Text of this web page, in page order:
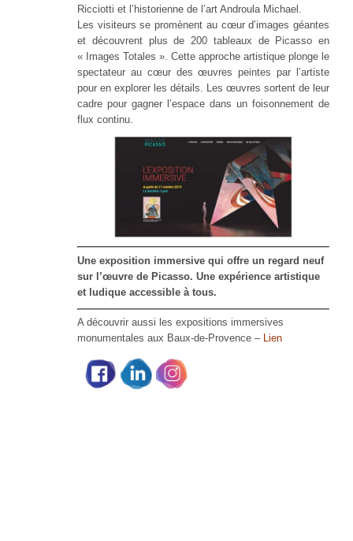
Ricciotti et l’historienne de l’art Androula Michael.
Les visiteurs se promènent au cœur d’images géantes
et découvrent plus de 200 tableaux de Picasso en
« Images Totales ». Cette approche artistique plonge le
spectateur au cœur des œuvres peintes par l’artiste
pour en explorer les détails. Les œuvres sortent de leur
cadre pour gagner l’espace dans un foisonnement de
flux continu.
Une exposition immersive qui offre un regard neuf
sur l’œuvre de Picasso. Une expérience artistique
et ludique accessible à tous.
A découvrir aussi les expositions immersives
monumentales aux Baux-de-Provence – Lien